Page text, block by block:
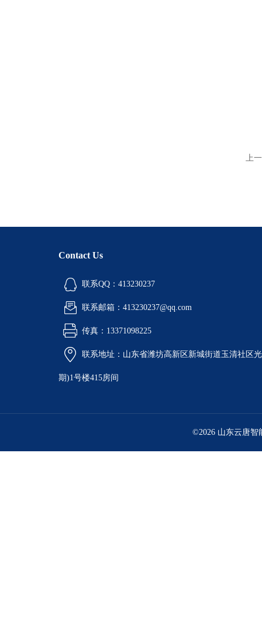
上
Contact Us
联系QQ：413230237
联系邮箱：413230237@qq.com
传真：13371098225
联系地址：山东省潍坊高新区新城街道玉清社区
期)1号楼415房间
©2026 山东云唐